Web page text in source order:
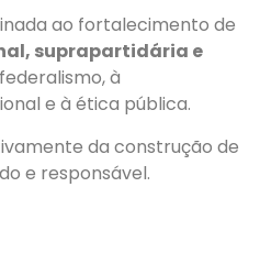
ao fortalecimento de
suprapartidária e
à
e à ética pública.
da construção de
e responsável.